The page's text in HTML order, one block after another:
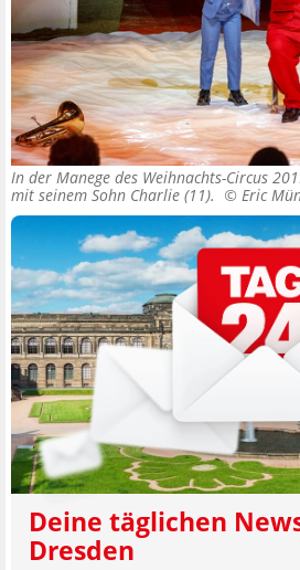
In der Manege des Weihnachts-Circus
mit seinem Sohn Charlie (11). © Eric
Deine täglichen
Dresden